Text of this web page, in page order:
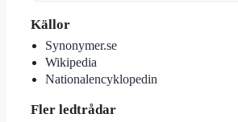
Källor
Synonymer.se
Wikipedia
Nationalencyklopedin
Fler ledtrådar